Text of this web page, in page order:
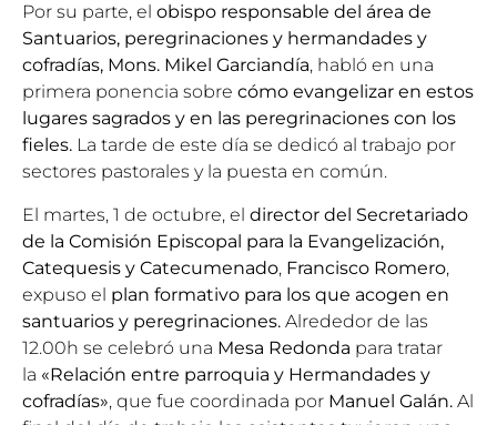
Por su parte, el obispo responsable del área de
Santuarios, peregrinaciones y hermandades y
cofradías, Mons. Mikel Garciandía, habló en una
primera ponencia sobre cómo evangelizar en estos
lugares sagrados y en las peregrinaciones con los
fieles. La tarde de este día se dedicó al trabajo por
sectores pastorales y la puesta en común.
El martes, 1 de octubre, el director del Secretariado
de la Comisión Episcopal para la Evangelización,
Catequesis y Catecumenado, Francisco Romero,
expuso el plan formativo para los que acogen en
santuarios y peregrinaciones. Alrededor de las
12.00h se celebró una Mesa Redonda para tratar
la «Relación entre parroquia y Hermandades y
cofradías», que fue coordinada por Manuel Galán. Al